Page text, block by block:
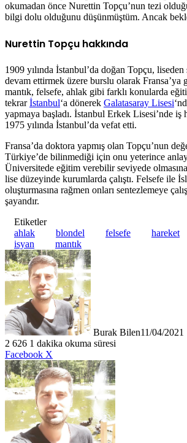
okumadan önce Nurettin Topçu’nun tezi
bilgi dolu olduğunu düşünmüştüm. Ancak
Nurettin Topçu hakkında
1909 yılında İstanbul’da doğan Topçu,
devam ettirmek üzere burslu olarak
mantık, felsefe, ahlak gibi farklı konularda
tekrarİstanbul‘a dönerek Galatasaray Lisesi
yapmaya başladı. İstanbul Erkek Lisesi’nde iş
1975 yılında İstanbul’da vefat etti.
Fransa’da doktora yapmış olan Topçu’nun
Türkiye’de bilinmediği için onu yeterince
Üniversitede eğitim verebilir seviyede
lise düzeyinde kurumlarda çalıştı. Felsefe ile
oluşturmasına rağmen onları sentezlemeye
şayandır.
Etiketler
ahlak
blondel felsefe hareket
isyan
mantık
Burak Bilen11/04/2021
2 626 1 dakika okuma süresi
Facebook X
Posta
ile
paylaş